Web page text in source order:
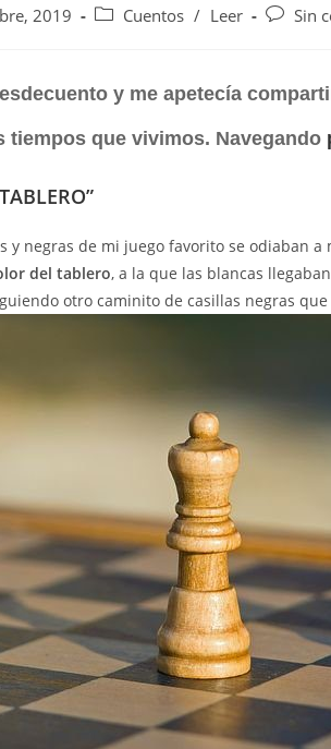
2019 Cuentos / Leer Sin
y me apetecía
tiempos que vivimos. Navegando
y negras de mi juego favorito se odiaban
del tablero, a la que las blancas
otro caminito de casillas negras